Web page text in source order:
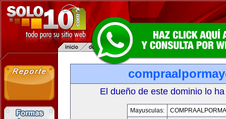
El dueño de este dominio lo
Mayusculas: